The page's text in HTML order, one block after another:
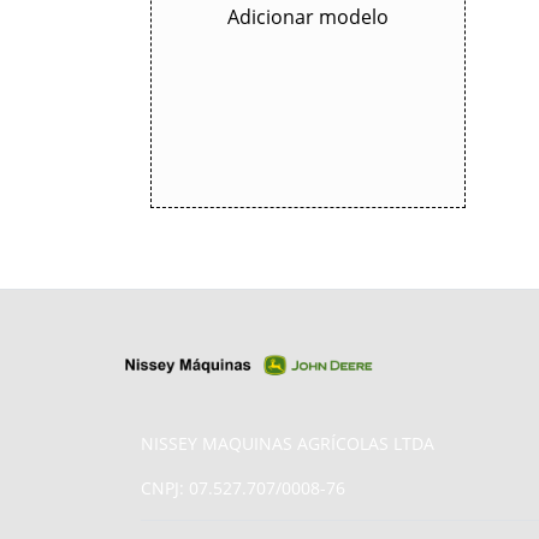
Adicionar modelo
NISSEY MAQUINAS AGRÍCOLAS LTDA
CNPJ: 07.527.707/0008-76